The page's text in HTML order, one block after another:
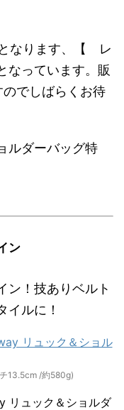
なります、【 レ
っています。販
でしばらくお待
ルダーバッグ特
ン
ン！技ありベルト
イルに！
13.5cm /約580g)
リュック＆ショルダ